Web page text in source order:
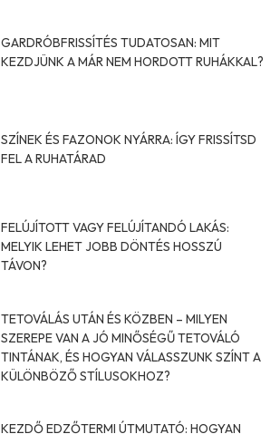
GARDRÓBFRISSÍTÉS TUDATOSAN: MIT
KEZDJÜNK A MÁR NEM HORDOTT RUHÁKKAL?
SZÍNEK ÉS FAZONOK NYÁRRA: ÍGY FRISSÍTSD
FEL A RUHATÁRAD
FELÚJÍTOTT VAGY FELÚJÍTANDÓ LAKÁS:
MELYIK LEHET JOBB DÖNTÉS HOSSZÚ
TÁVON?
TETOVÁLÁS UTÁN ÉS KÖZBEN – MILYEN
SZEREPE VAN A JÓ MINŐSÉGŰ TETOVÁLÓ
TINTÁNAK, ÉS HOGYAN VÁLASSZUNK SZÍNT A
KÜLÖNBÖZŐ STÍLUSOKHOZ?
KEZDŐ EDZŐTERMI ÚTMUTATÓ: HOGYAN